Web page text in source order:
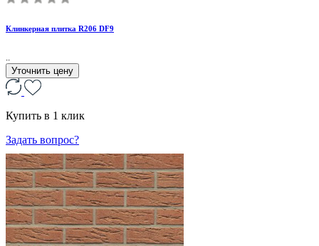
Клинкерная плитка R206 DF9
..
Уточнить цену
Купить в 1 клик
Задать вопрос?